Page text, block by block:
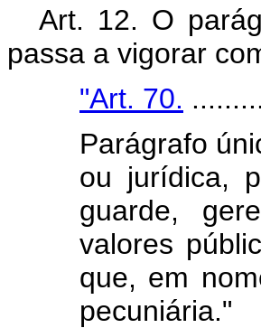
Art. 12. O
passa a vigorar
"Art. 70.
Parágrafo
ou jurídica,
guarde,
valores
que, em
pecuniária."